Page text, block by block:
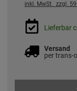
inkl. MwSt. zzgl.
Lieferbar
Versand
per trans-